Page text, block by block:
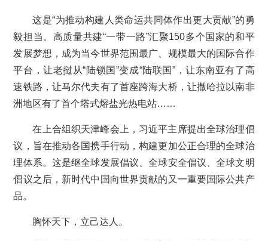
这是“为推动构建人类命运共同体作出更大贡献”的勇
毅担当。高质量共建“一带一路”汇聚150多个国家的和平
发展梦想，成为当今世界范围最广、规模最大的国际合作
平台，让老挝从“陆锁国”变成“陆联国”，让东南亚有了高
速铁路，让马尔代夫有了首座跨海大桥，让撒哈拉以南非
洲地区有了首个塔式熔盐光热电站……
在上合组织天津峰会上，习近平主席提出全球治理倡
议，旨在推动各国携手行动，构建更加公正合理的全球治
理体系。这是继全球发展倡议、全球安全倡议、全球文明
倡议之后，新时代中国向世界贡献的又一重要国际公共产
品。
胸怀天下，立己达人。